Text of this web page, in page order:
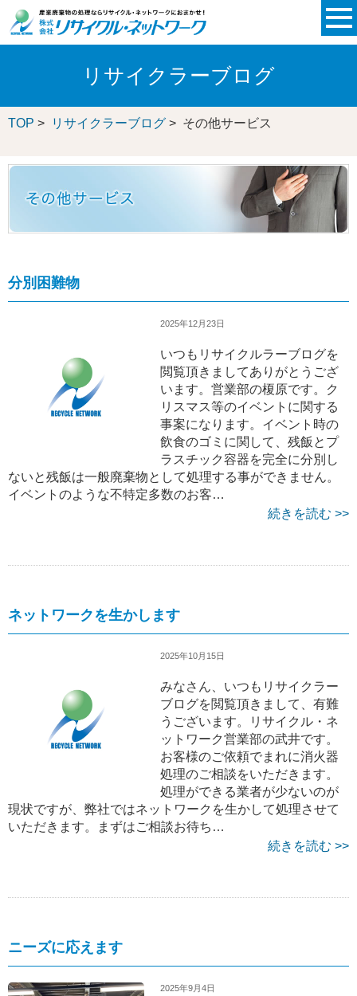
リサイクラーブログ
TOP > リサイクラーブログ > その他サービス
分別困難物
2025年12月23日
いつもリサイクルラーブログを
閲覧頂きましてありがとうござ
います。営業部の榎原です。ク
リスマス等のイベントに関する
事案になります。イベント時の
飲食のゴミに関して、残飯とプ
ラスチック容器を完全に分別し
ないと残飯は一般廃棄物として処理する事ができません。
イベントのような不特定多数のお客…
続きを読む >>
ネットワークを生かします
2025年10月15日
みなさん、いつもリサイクラー
ブログを閲覧頂きまして、有難
うございます。リサイクル・ネ
ットワーク営業部の武井です。
お客様のご依頼でまれに消火器
処理のご相談をいただきます。
処理ができる業者が少ないのが
現状ですが、弊社ではネットワークを生かして処理させて
いただきます。まずはご相談お待ち…
続きを読む >>
ニーズに応えます
2025年9月4日